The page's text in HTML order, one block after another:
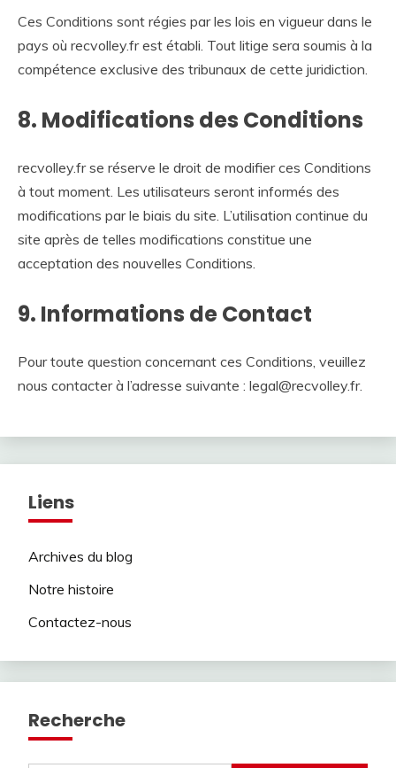
Ces Conditions sont régies par les lois en vigueur dans le
pays où recvolley.fr est établi. Tout litige sera soumis à la
compétence exclusive des tribunaux de cette juridiction.
8. Modifications des Conditions
recvolley.fr se réserve le droit de modifier ces Conditions
à tout moment. Les utilisateurs seront informés des
modifications par le biais du site. L’utilisation continue du
site après de telles modifications constitue une
acceptation des nouvelles Conditions.
9. Informations de Contact
Pour toute question concernant ces Conditions, veuillez
nous contacter à l’adresse suivante : legal@recvolley.fr.
Liens
Archives du blog
Notre histoire
Contactez-nous
Recherche